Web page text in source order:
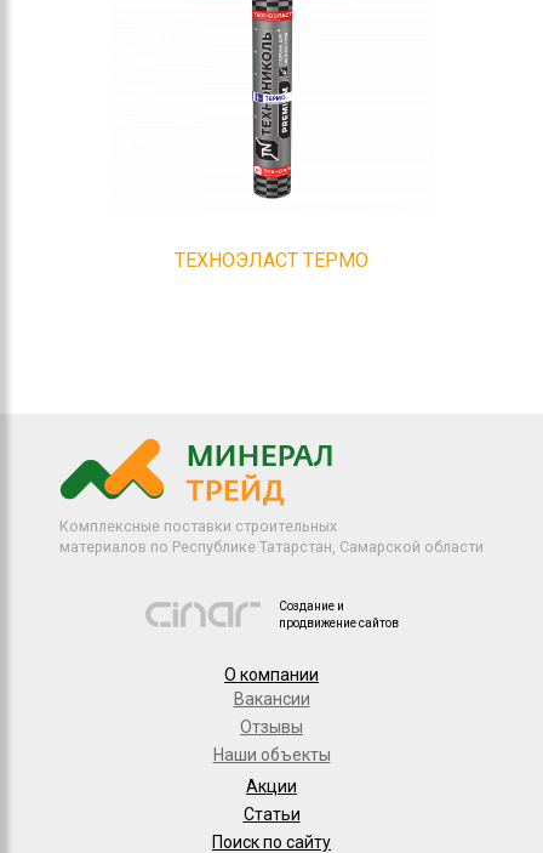
ТЕХНОЭЛАСТ ТЕРМО
Комплексные поставки строительных
материалов по Республике Татарстан, Самарской области
Создание и
продвижение сайтов
О компании
Вакансии
Отзывы
Наши объекты
Акции
Статьи
Поиск по сайту